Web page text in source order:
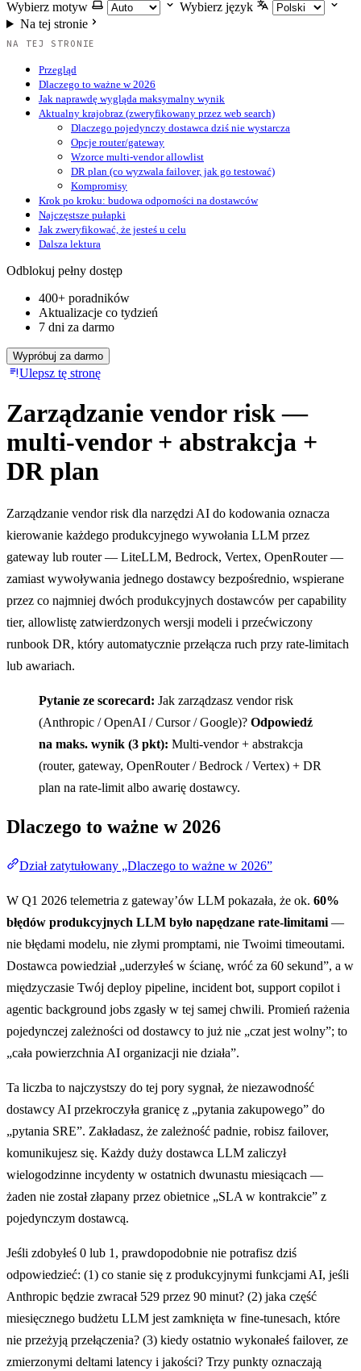
Wybierz motyw
Wybierz język
Na tej stronie
NA TEJ STRONIE
Przegląd
Dlaczego to ważne w 2026
Jak naprawdę wygląda maksymalny wynik
Aktualny krajobraz (zweryfikowany przez web search)
Dlaczego pojedynczy dostawca dziś nie wystarcza
Opcje router/gateway
Wzorce multi-vendor allowlist
DR plan (co wyzwala failover, jak go testować)
Kompromisy
Krok po kroku: budowa odporności na dostawców
Najczęstsze pułapki
Jak zweryfikować, że jesteś u celu
Dalsza lektura
Odblokuj pełny dostęp
400+ poradników
Aktualizacje co tydzień
7 dni za darmo
Wypróbuj za darmo
Ulepsz tę stronę
Zarządzanie vendor risk —
multi-vendor + abstrakcja +
DR plan
Zarządzanie vendor risk dla narzędzi AI do kodowania oznacza
kierowanie każdego produkcyjnego wywołania LLM przez
gateway lub router — LiteLLM, Bedrock, Vertex, OpenRouter —
zamiast wywoływania jednego dostawcy bezpośrednio, wspierane
przez co najmniej dwóch produkcyjnych dostawców per capability
tier, allowlistę zatwierdzonych wersji modeli i przećwiczony
runbook DR, który automatycznie przełącza ruch przy rate-limitach
lub awariach.
Pytanie ze scorecard: Jak zarządzasz vendor risk
(Anthropic / OpenAI / Cursor / Google)? Odpowiedź
na maks. wynik (3 pkt): Multi-vendor + abstrakcja
(router, gateway, OpenRouter / Bedrock / Vertex) + DR
plan na rate-limit albo awarię dostawcy.
Dlaczego to ważne w 2026
Dział zatytułowany „Dlaczego to ważne w 2026”
W Q1 2026 telemetria z gateway’ów LLM pokazała, że ok. 60%
błędów produkcyjnych LLM było napędzane rate-limitami —
nie błędami modelu, nie złymi promptami, nie Twoimi timeoutami.
Dostawca powiedział „uderzyłeś w ścianę, wróć za 60 sekund”, a w
międzyczasie Twój deploy pipeline, incident bot, support copilot i
agentic background jobs zgasły w tej samej chwili. Promień rażenia
pojedynczej zależności od dostawcy to już nie „czat jest wolny”; to
„cała powierzchnia AI organizacji nie działa”.
Ta liczba to najczystszy do tej pory sygnał, że niezawodność
dostawcy AI przekroczyła granicę z „pytania zakupowego” do
„pytania SRE”. Zakładasz, że zależność padnie, robisz failover,
komunikujesz się. Każdy duży dostawca LLM zaliczył
wielogodzinne incydenty w ostatnich dwunastu miesiącach —
żaden nie został złapany przez obietnice „SLA w kontrakcie” z
pojedynczym dostawcą.
Jeśli zdobyłeś 0 lub 1, prawdopodobnie nie potrafisz dziś
odpowiedzieć: (1) co stanie się z produkcyjnymi funkcjami AI, jeśli
Anthropic będzie zwracał 529 przez 90 minut? (2) jaka część
miesięcznego budżetu LLM jest zamknięta w fine-tunesach, które
nie przeżyją przełączenia? (3) kiedy ostatnio wykonałeś failover, ze
zmierzonymi deltami latency i jakości? Trzy punkty oznaczają